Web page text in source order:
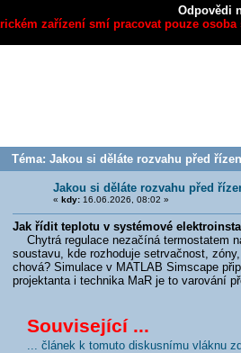
Odpovědi
zařízení smí pracovat pouze
Téma: Jakou si děláte rozvahu před
Jakou si děláte rozvahu před
« kdy:16.06.2026, 08:02 »
Jak řídit teplotu v systémové
Chytrá regulace nezačíná termostatem
soustavu, kde rozhoduje setrvačnost,
chová? Simulace v MATLAB Simscape
projektanta i technika MaR je to varování
Související ...
... článek k tomuto diskusnímu vláknu